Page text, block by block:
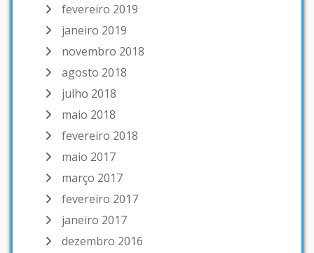
fevereiro 2019
janeiro 2019
novembro 2018
agosto 2018
julho 2018
maio 2018
fevereiro 2018
maio 2017
março 2017
fevereiro 2017
janeiro 2017
dezembro 2016